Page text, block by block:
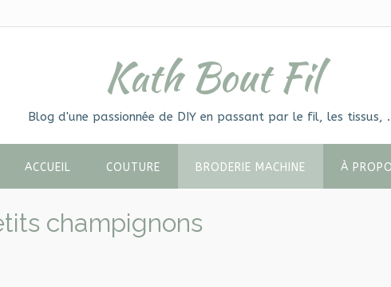
Kath Bout Fil
Blog d'une passionnée de DIY en passant par le fil, les tissus,
ACCUEIL COUTURE BRODERIE MACHINE À
champignons